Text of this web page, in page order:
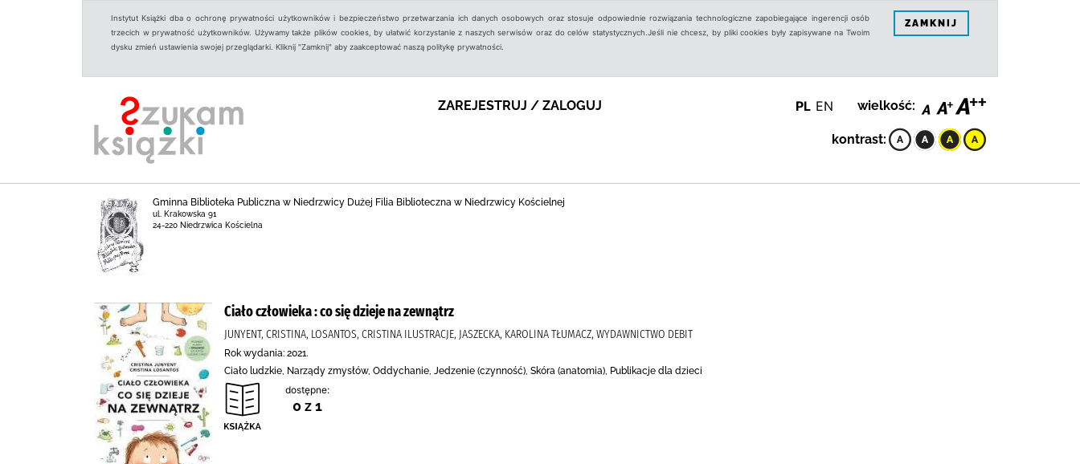
Instytut Książki dba o ochronę prywatności użytkowników i bezpieczeństwo przetwarzania ich danych osobowych oraz stosuje odpowiednie rozwiązania technologiczne zapobiegające ingerencji osób
trzecich w prywatność użytkowników. Używamy także plików cookies, by ułatwić korzystanie z naszych serwisów oraz do celów statystycznych.Jeśli nie chcesz, by pliki cookies były zapisywane na Twoim
dysku zmień ustawienia swojej przeglądarki. Kliknij "Zamknij" aby zaakceptować naszą politykę prywatności.
ZAMKNIJ
ZAREJESTRUJ / ZALOGUJ PL EN wielkość:
kontrast:
Gminna Biblioteka Publiczna w Niedrzwicy Dużej Filia Biblioteczna w Niedrzwicy Kościelnej
ul. Krakowska 91
24-220 Niedrzwica Kościelna
Ciało człowieka : co się dzieje na zewnątrz
JUNYENT, CRISTINA, LOSANTOS, CRISTINA ILUSTRACJE, JASZECKA, KAROLINA TŁUMACZ, WYDAWNICTWO DEBIT
Rok wydania: 2021.
Ciało ludzkie, Narządy zmysłów, Oddychanie, Jedzenie (czynność), Skóra (anatomia), Publikacje dla dzieci
dostępne:
0 z 1